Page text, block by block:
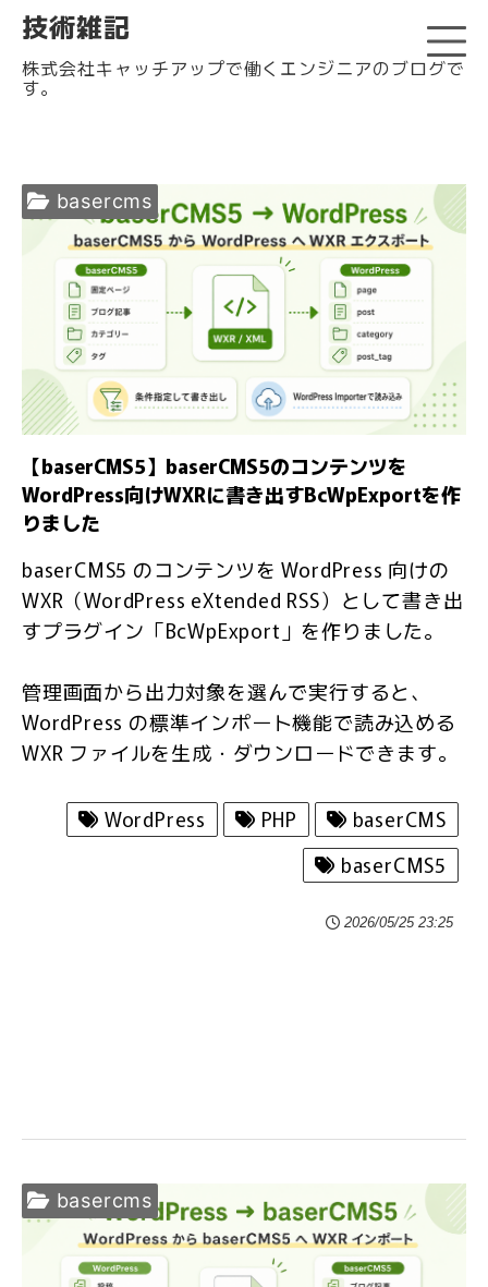
技術雑記
株式会社キャッチアップで働くエンジニアのブログで
す。
basercms
【baserCMS5】baserCMS5のコンテンツを
WordPress向けWXRに書き出すBcWpExportを作
りました
baserCMS5 のコンテンツを WordPress 向けの
WXR（WordPress eXtended RSS）として書き出
すプラグイン「BcWpExport」を作りました。
管理画面から出力対象を選んで実行すると、
WordPress の標準インポート機能で読み込める
WXR ファイルを生成・ダウンロードできます。
WordPress PHP
baserCMS
baserCMS5
2026/05/25 23:25
basercms